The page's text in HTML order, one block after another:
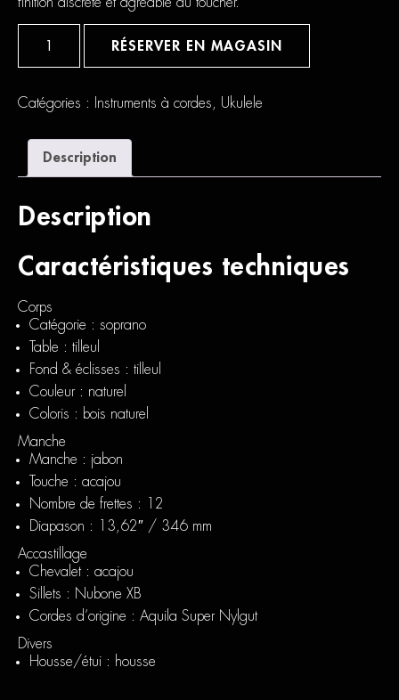
Slim
Naturel
Housse
RÉSERVER EN MAGASIN
Catégories : Instruments à cordes Ukulele
Description
Description
Caractéristiques techniques
Corps
Catégorie : soprano
Table : tilleul
Fond & éclisses : tilleul
Couleur : naturel
Coloris : bois naturel
Manche
Manche : jabon
Touche : acajou
Nombre de frettes : 12
Diapason : 13,62″ / 346 mm
Accastillage
Chevalet : acajou
Sillets : Nubone XB
Cordes d’origine : Aquila Super Nylgut
Divers
Housse/étui : housse